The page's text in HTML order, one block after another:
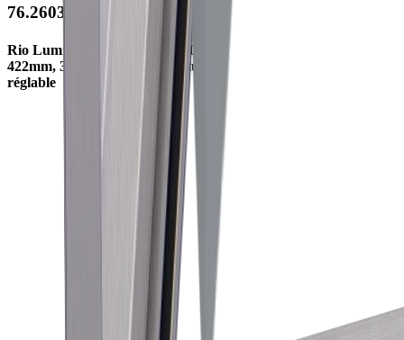
76.26031.30
Rio Luminaire appli. 7.5W/230V
422mm, 3000K, 480lm, effet alu
réglable